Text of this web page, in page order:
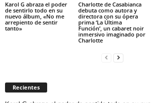
Karol G abraza el poder
de sentirlo todo en su
nuevo álbum, «No me
arrepiento de sentir
tanto»
Charlotte de Casabianca
debuta como autora y
directora con su ópera
prima ‘La Última
Función’, un cabaret noir
inmersivo imaginado por
Charlotte
Recientes